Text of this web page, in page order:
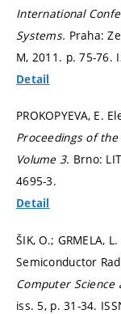
International
Systems. Praha:
M, 2011. p. 75-76.
Detail
PROKOPYEVA, E.
Proceedings of the
Volume 3. Brno:
4695-3.
Detail
ŠIK, O.; GRMELA,
Semiconductor
Computer Science
iss. 5, p. 31-34.